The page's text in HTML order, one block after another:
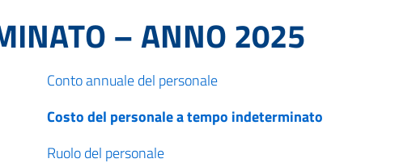
– ANNO 2025
Conto annuale del personale
Costo del personale a tempo indeterminato
Ruolo del personale